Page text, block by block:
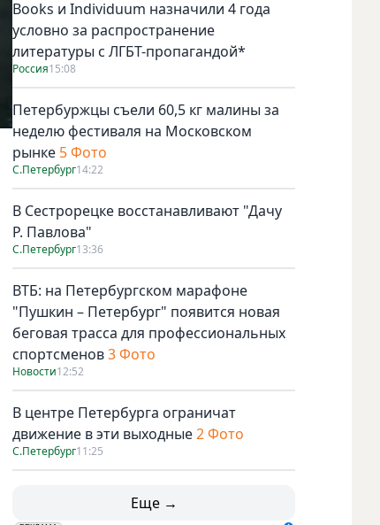
Books и Individuum назначили 4 года
условно за распространение
литературы с ЛГБТ-пропагандой*
Россия15:08
Петербуржцы съели 60,5 кг малины за
неделю фестиваля на Московском
рынке 5 Фото
С.Петербург14:22
В Сестрорецке восстанавливают "Дачу
Р. Павлова"
С.Петербург13:36
ВТБ: на Петербургском марафоне
"Пушкин – Петербург" появится новая
беговая трасса для профессиональных
спортсменов3 Фото
Новости12:52
В центре Петербурга ограничат
движение в эти выходные2 Фото
С.Петербург11:25
Еще →